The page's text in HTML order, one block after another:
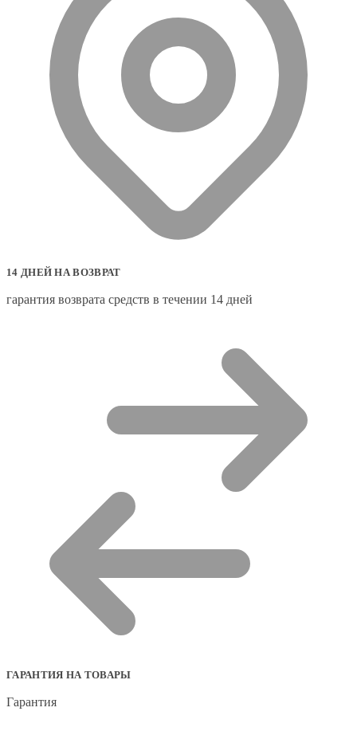
14 ДНЕЙ НА ВОЗВРАТ
гарантия возврата средств в течении 14 дней
ГАРАНТИЯ НА ТОВАРЫ
Гарантия